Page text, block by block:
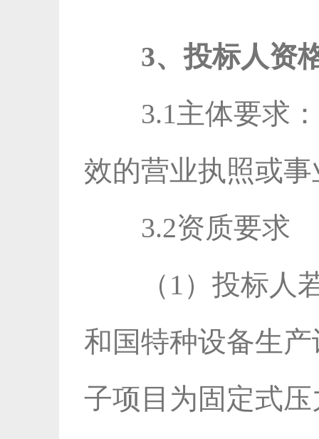
3、投标人资
3.1主体要求
效的营业执照或
3.2资质要求
（1）投标
和国特种设备生
子项目为固定式